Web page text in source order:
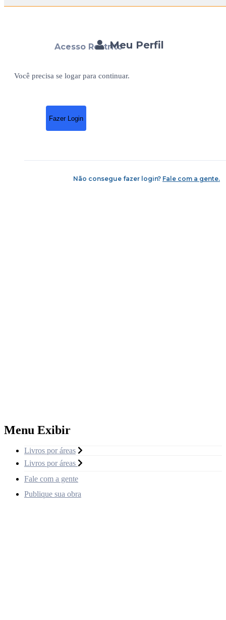
Meu Perfil
Acesso Restrito
Você precisa se logar para continuar.
Fazer Login
Não consegue fazer login? Fale com a gente.
Menu Exibir
Livros por áreas
Livros por áreas
Fale com a gente
Publique sua obra